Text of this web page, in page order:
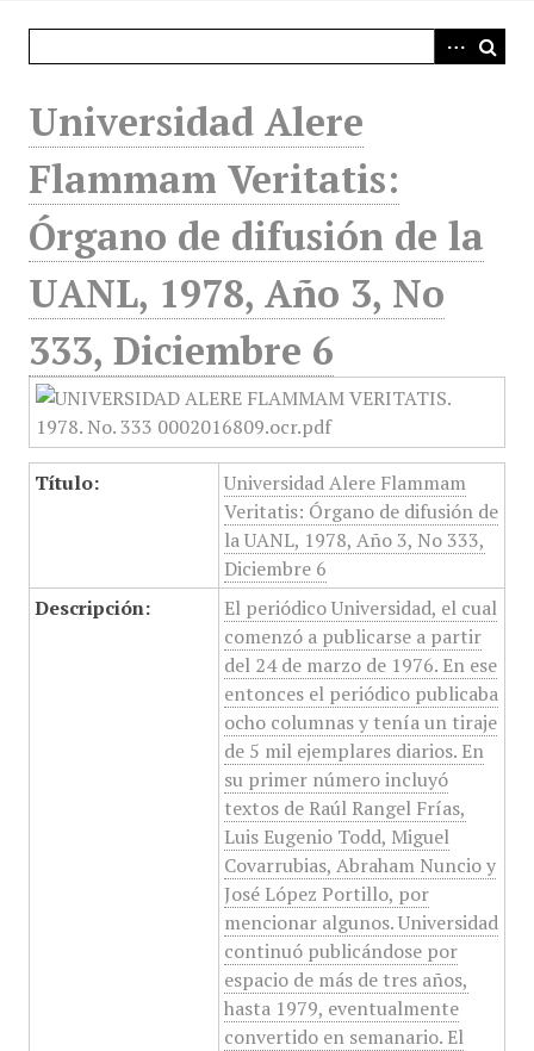
Universidad Alere
Flammam Veritatis:
Órgano de difusión de la
UANL, 1978, Año 3, No
333, Diciembre 6
Título:
Universidad Alere Flammam
Veritatis: Órgano de difusión de
la UANL, 1978, Año 3, No 333,
Diciembre 6
Descripción:
El periódico Universidad, el cual
comenzó a publicarse a partir
del 24 de marzo de 1976. En ese
entonces el periódico publicaba
ocho columnas y tenía un tiraje
de 5 mil ejemplares diarios. En
su primer número incluyó
textos de Raúl Rangel Frías,
Luis Eugenio Todd, Miguel
Covarrubias, Abraham Nuncio y
José López Portillo, por
mencionar algunos. Universidad
continuó publicándose por
espacio de más de tres años,
hasta 1979, eventualmente
convertido en semanario. El